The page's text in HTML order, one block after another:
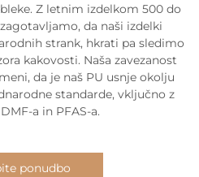
Z letnim izdelkom 500 do
da naši izdelki
strank, hkrati pa sledimo
kakovosti. Naša zavezanost
da je naš PU usnje okolju
standarde, vključno z
a in PFAS-a.
ponudbo